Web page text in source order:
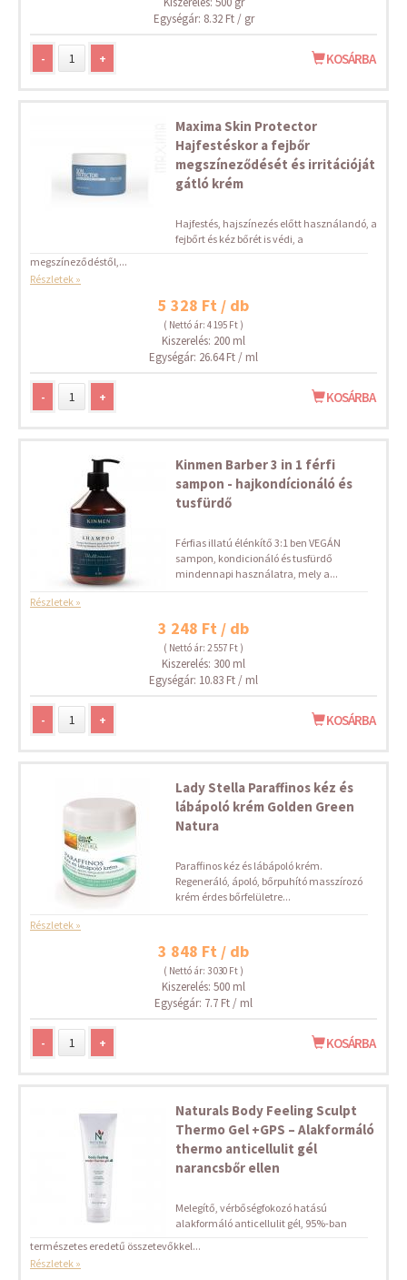
Egységár: 8.32 Ft / gr
- + KOSÁRBA
Maxima Skin Protector
Hajfestéskor a fejbőr
megszíneződését és irritációját
gátló krém
Hajfestés, hajszínezés előtt használandó, a
fejbőrt és kéz bőrét is védi, a
megszíneződéstől,...
Részletek »
5 328 Ft / db
( Nettó ár: 4 195 Ft )
Kiszerelés: 200 ml
Egységár: 26.64 Ft / ml
- + KOSÁRBA
Kinmen Barber 3 in 1 férfi
sampon - hajkondícionáló és
tusfürdő
Férfias illatú élénkítő 3:1 ben VEGÁN
sampon, kondicionáló és tusfürdő
mindennapi használatra, mely a...
Részletek »
3 248 Ft / db
( Nettó ár: 2 557 Ft )
Kiszerelés: 300 ml
Egységár: 10.83 Ft / ml
- + KOSÁRBA
Lady Stella Paraffinos kéz és
lábápoló krém Golden Green
Natura
Paraffinos kéz és lábápoló krém.
Regeneráló, ápoló, bőrpuhító masszírozó
krém érdes bőrfelületre...
Részletek »
3 848 Ft / db
( Nettó ár: 3 030 Ft )
Kiszerelés: 500 ml
Egységár: 7.7 Ft / ml
- + KOSÁRBA
Naturals Body Feeling Sculpt
Thermo Gel +GPS – Alakformáló
thermo anticellulit gél
narancsbőr ellen
Melegítő, vérbőségfokozó hatású
alakformáló anticellulit gél, 95%-ban
természetes eredetű összetevőkkel...
Részletek »